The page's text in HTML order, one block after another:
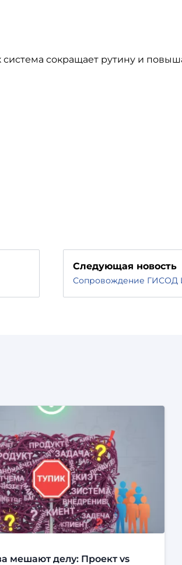
сокращает рутину и
Следующая новость
Сопровождение ГИСОД
мешают делу: Проект vs